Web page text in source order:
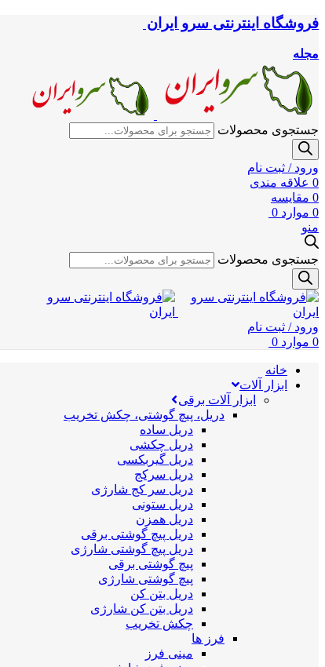
فروشگاه اینترنتی سرو ایران
مجله
جستجوی محصولات
ورود / ثبت نام
0 علاقه مندی
0 مقایسه
0 موارد 0
منو
جستجوی محصولات
ورود / ثبت نام
0 موارد 0
خانه
ابزار آلات
ابزار آلات برقی
دریل، پیچ گوشتی، چکش تخریب
دریل ساده
دریل چکشی
دریل گیربکسی
دریل سرکج
دریل سر کج شارژی
دریل ستونی
دریل همزن
دریل پیچ گوشتی برقی
دریل پیچ گوشتی شارژی
پیچ گوشتی برقی
پیچ گوشتی شارژی
دریل بتن کن
دریل بتن کن شارژی
چکش تخریب
فرز ها
مینی فرز